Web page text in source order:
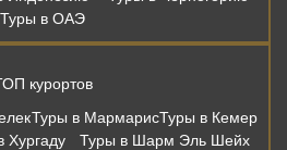
Туры в ОАЭ
курортов
Туры в МармарисТуры в Кемер
Хургаду
Туры в Шарм Эль Шейх